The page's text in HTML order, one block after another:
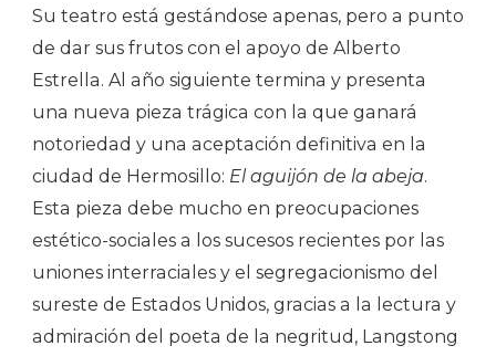
Su teatro está gestándose apenas, pero a punto
de dar sus frutos con el apoyo de Alberto
Estrella. Al año siguiente termina y presenta
una nueva pieza trágica con la que ganará
notoriedad y una aceptación definitiva en la
ciudad de Hermosillo: El aguijón de la abeja.
Esta pieza debe mucho en preocupaciones
estético-sociales a los sucesos recientes por las
uniones interraciales y el segregacionismo del
sureste de Estados Unidos, gracias a la lectura y
admiración del poeta de la negritud, Langstong